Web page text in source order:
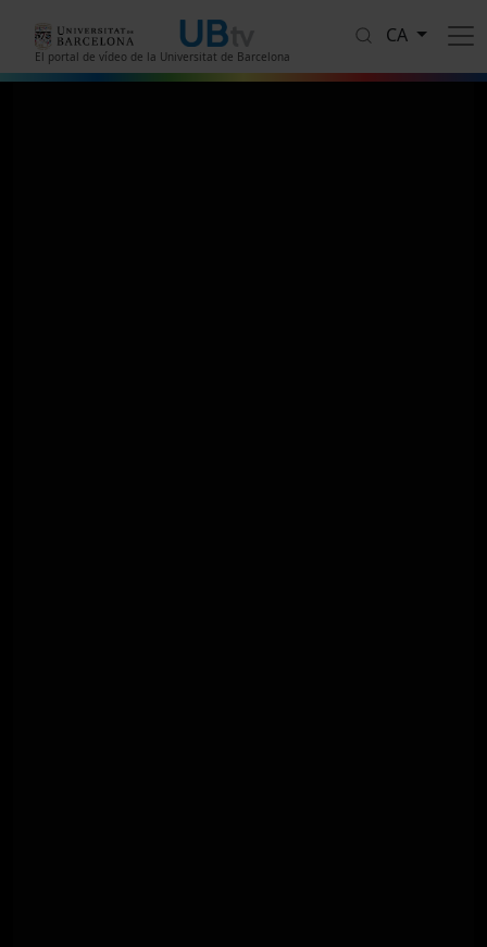
El portal de vídeo de la Universitat de Barcelona
CA